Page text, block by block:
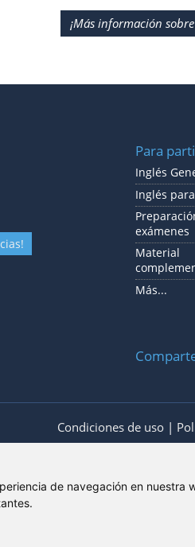
de navegación en
¡Más información
Para
Inglés
Inglés
exámenes
Material
Más...
Condiciones de uso |